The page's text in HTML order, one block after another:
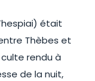
était
Thèbes et
rendu à
de la nuit,